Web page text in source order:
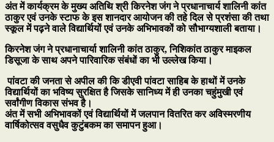
अंत में कार्यक्रम के मुख्य अतिथि श्री किरनेश जंग ने प्रधानाचार्य शालिनी कांत
ठाकुर एवं उनके स्टाफ के इस शानदार आयोजन की तहे दिल से प्रशंसा की तथा
स्कूल में पढ़ने वाले विद्यार्थियों एवं उनके अभिभावकों को सौभाग्यशाली बताया।
किरनेश जंग ने प्रधानाचार्या शालिनी कांत ठाकुर, निशिकांत ठाकुर माइकल
डिसूजा के साथ अपने पारिवारिक संबंधों का भी उल्लेख किया।
पांवटा की जनता से अपील की कि डीएवी पांवटा साहिब के हाथों में उनके
विद्यार्थियों का भविष्य सुरक्षित है जिसके सानिध्य में ही उनका चहुंमुखी एवं
सर्वांगीण विकास संभव है।
अंत में सभी अभिभावकों एवं विद्यार्थियों में जलपान वितरित कर अविस्मरणीय
वार्षिकोत्सव वसुधैव कुटुंबकम का समापन हुआ।